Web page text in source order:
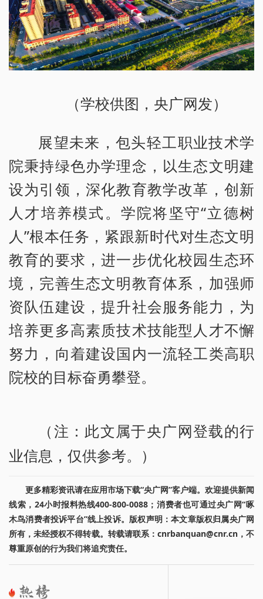
（学校供图，央广网发）
展望未来，包头轻工职业技术学
院秉持绿色办学理念，以生态文明建
设为引领，深化教育教学改革，创新
人才培养模式。学院将坚守“立德树
人”根本任务，紧跟新时代对生态文明
教育的要求，进一步优化校园生态环
境，完善生态文明教育体系，加强师
资队伍建设，提升社会服务能力，为
培养更多高素质技术技能型人才不懈
努力，向着建设国内一流轻工类高职
院校的目标奋勇攀登。
（注：此文属于央广网登载的行
业信息，仅供参考。）
更多精彩资讯请在应用市场下载“央广网”客户端。欢迎提供新闻
线索，24小时报料热线400-800-0088；消费者也可通过央广网“啄
木鸟消费者投诉平台”线上投诉。版权声明：本文章版权归属央广网
所有，未经授权不得转载。转载请联系：cnrbanquan@cnr.cn，不
尊重原创的行为我们将追究责任。